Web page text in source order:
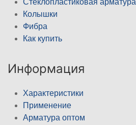
Стеклопластиковая арматура
Колышки
Фибра
Как купить
Информация
Характеристики
Применение
Арматура оптом